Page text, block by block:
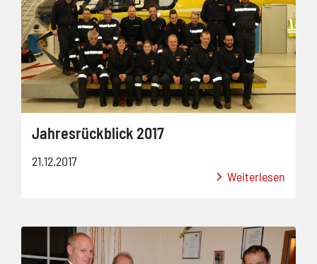
Jahresrückblick 2017
21.12.2017
Weiterlesen